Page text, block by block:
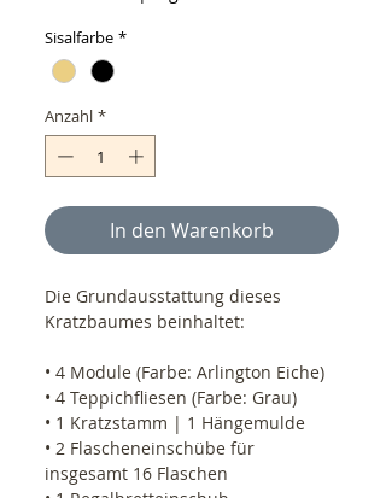
Sisalfarbe *
Anzahl *
In den Warenkorb
Die Grundausstattung dieses
Kratzbaumes beinhaltet:
• 4 Module (Farbe: Arlington Eiche)
• 4 Teppichfliesen (Farbe: Grau)
• 1 Kratzstamm | 1 Hängemulde
• 2 Flascheneinschübe für
insgesamt 16 Flaschen